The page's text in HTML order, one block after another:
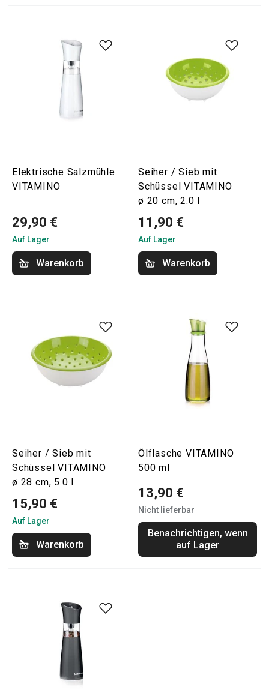
Elektrische Salzmühle
VITAMINO
29,90 €
Auf Lager
Warenkorb
Seiher / Sieb mit
Schüssel VITAMINO
ø 20 cm, 2.0 l
11,90 €
Auf Lager
Warenkorb
Seiher / Sieb mit
Schüssel VITAMINO
ø 28 cm, 5.0 l
15,90 €
Auf Lager
Warenkorb
Ölflasche VITAMINO
500 ml
13,90 €
Nicht lieferbar
Benachrichtigen, wenn
auf Lager